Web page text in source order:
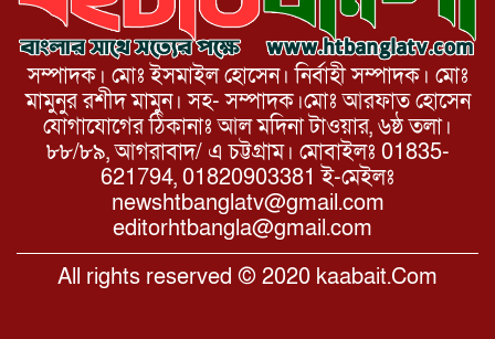
সম্পাদক। মোঃ ইসমাইল হোসেন। নির্বাহী সম্পাদক। মোঃ
মামুনুর রশীদ মামুন। সহ- সম্পাদক।মোঃ আরফাত হোসেন
যোগাযোগের ঠিকানাঃ আল মদিনা টাওয়ার, ৬ষ্ঠ তলা।
৮৮/৮৯, আগরাবাদ/ এ চট্টগ্রাম। মোবাইলঃ 01835-
621794, 01820903381 ই-মেইলঃ
newshtbanglatv@gmail.com
editorhtbangla@gmail.com
All rights reserved © 2020 kaabait.Com